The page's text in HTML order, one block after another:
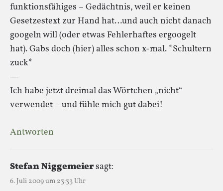
funktionsfähiges – Gedächtnis, weil er keinen
Gesetzestext zur Hand hat…und auch nicht danach
googeln will (oder etwas Fehlerhaftes ergoogelt
hat). Gabs doch (hier) alles schon x-mal. *Schultern
zuck*
—
Ich habe jetzt dreimal das Wörtchen „nicht“
verwendet – und fühle mich gut dabei!
Antworten
Stefan Niggemeiersagt:
6. Juli 2009 um 23:33 Uhr